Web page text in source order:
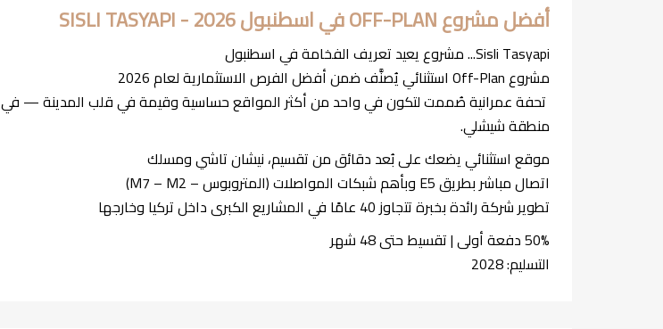
أفضل مشروع OFF-PLAN في اسطنبول 2026 - SISLI TASYAPI
Sisli Tasyapi... مشروع يعيد تعريف الفخامة في اسطنبول
مشروع Off-Plan استثنائي يُصنَّف ضمن أفضل الفرص الاستثمارية لعام 2026
تحفة عمرانية صُممت لتكون في واحد من أكثر المواقع حساسية وقيمة في قلب المدينة — في
منطقة شيشلي.
موقع استثنائي يضعك على بُعد دقائق من تقسيم، نيشان تاشي ومسلك
اتصال مباشر بطريق E5 وبأهم شبكات المواصلات (المتروبوس – M7 – M2)
تطوير شركة رائدة بخبرة تتجاوز 40 عامًا في المشاريع الكبرى داخل تركيا وخارجها
50% دفعة أولى | تقسيط حتى 48 شهر
التسليم: 2028